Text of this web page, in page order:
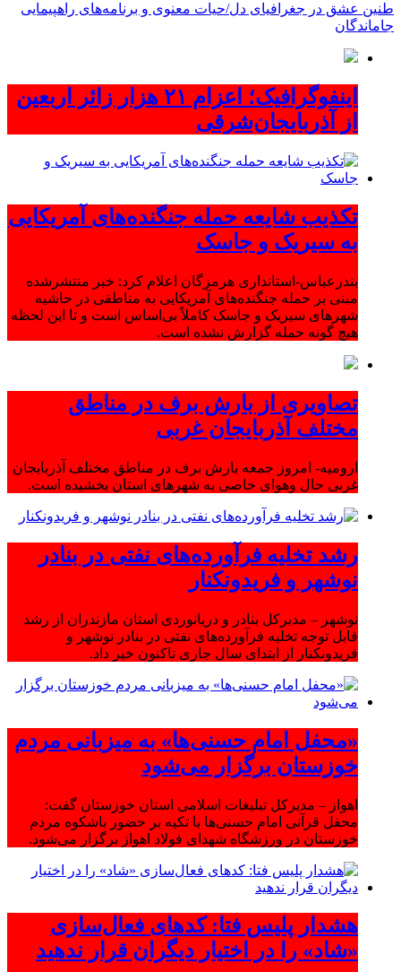
طنین عشق در جغرافیای دل/حیات معنوی و برنامه‌های راهپیمایی
جاماندگان
اینفوگرافیک؛ اعزام ۲۱ هزار زائر اربعین
از آذربایجان‌شرقی
تکذیب شایعه حمله جنگنده‌های آمریکایی
به سیریک و جاسک
بندرعباس-استانداری هرمزگان اعلام کرد: خبر منتشرشده
مبنی بر حمله جنگنده‌های آمریکایی به مناطقی در حاشیه
شهرهای سیریک و جاسک کاملاً بی‌اساس است و تا این لحظه
هیچ گونه حمله گزارش نشده است.
تصاویری از بارش برف در مناطق
مختلف آذربایجان غربی
ارومیه- امروز جمعه بارش برف در مناطق مختلف آذربایجان
غربی حال وهوای خاصی به شهرهای استان بخشیده است.
رشد تخلیه فرآورده‌های نفتی در بنادر
نوشهر و فریدونکنار
نوشهر – مدیرکل بنادر و دریانوردی استان مازندران از رشد
قابل توجه تخلیه فرآورده‌های نفتی در بنادر نوشهر و
فریدونکنار از ابتدای سال جاری تاکنون خبر داد.
«محفل امام حسنی‌ها» به میزبانی مردم
خوزستان برگزار می‌شود
اهواز – مدیرکل تبلیغات اسلامی استان خوزستان گفت:
محفل قرآنی امام حسنی‌ها با تکیه بر حضور باشکوه مردم
خوزستان در ورزشگاه شهدای فولاد اهواز برگزار می‌شود.
هشدار پلیس فتا: کدهای فعال‌سازی
«شاد» را در اختیار دیگران قرار ندهید